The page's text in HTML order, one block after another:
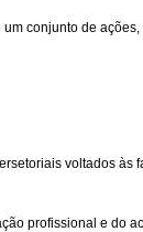
conjunto de
voltados às
profissional e do